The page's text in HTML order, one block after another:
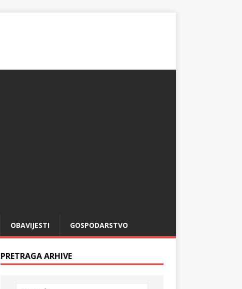
OBAVIJESTI GOSPODARSTVO
PRETRAGA ARHIVE